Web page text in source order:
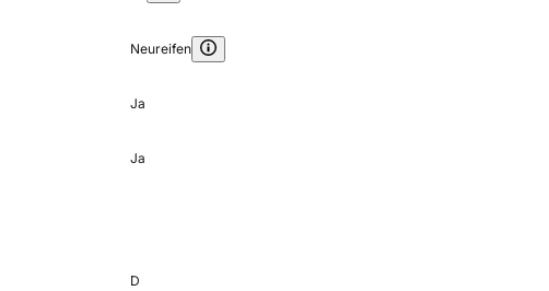
Neureifen
Ja
Ja
D